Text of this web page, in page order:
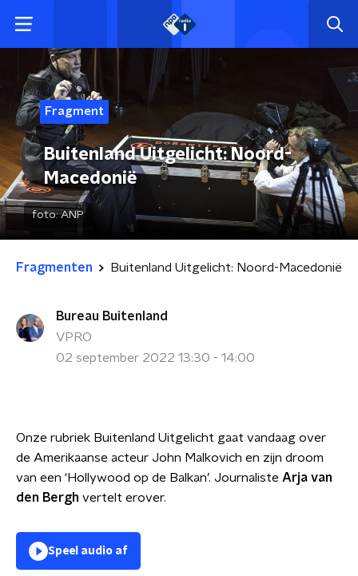
Fragment
Buitenland Uitgelicht: Noord-
Macedonië
foto:ANP
Fragmenten Buitenland Uitgelicht: Noord-Macedonië
Bureau Buitenland
VPRO
02 september 2022 13:30 - 14:00
Onze rubriek Buitenland Uitgelicht gaat vandaag over
de Amerikaanse acteur John Malkovich en zijn droom
van een ‘Hollywood op de Balkan’. Journaliste Arja van
den Bergh vertelt erover.
Speel audio af